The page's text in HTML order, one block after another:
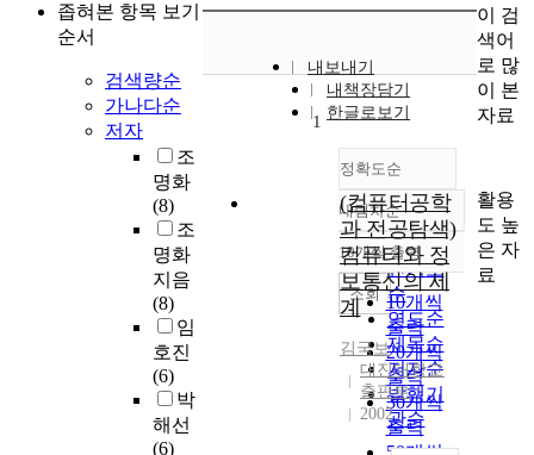
좁혀본 항목 보기
순서
검색량순
가나다순
저자
조
명화
(8)
조
명화
지음
(8)
임
호진
(6)
박
해선
(6)
내보내기
내책장담기
한글로보기
정확도순
정확도
순
인기도
순
연도순
제목순
저자순
발행기
관순
내림차순
내림차순
10개씩 출력
10개씩
출력
20개씩
출력
30개씩
출력
조회
1
(컴퓨터공학
과 전공탐색)
컴퓨터와 정
보통신의 세
계
김국보
대진대학교
출판부
2002
이 검
색어
로 많
이 본
자료
활용
도 높
은 자
료